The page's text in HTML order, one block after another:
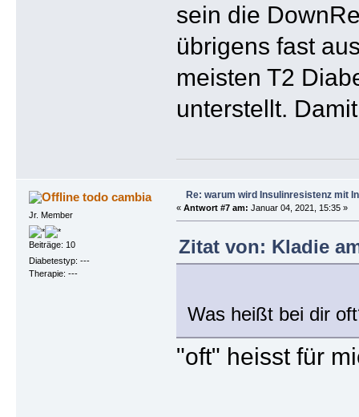
sein die
übrigens fast
meisten T2
unterstellt.
todo cambia
Jr. Member
Beiträge: 10
Diabetestyp: ---
Therapie: ---
Re: warum wird Insulinresistenz mit
« Antwort #7 am: Januar 04, 2021, 15:35 »
Zitat von: Kladie
Was heißt bei dir
"oft" heisst für